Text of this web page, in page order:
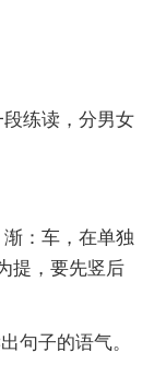
段练读，分男女
：车，在单独
提，要先竖后
句子的语气。